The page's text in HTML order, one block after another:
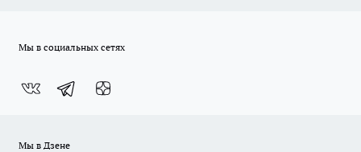
Мы в социальных сетях
Мы в Дзене